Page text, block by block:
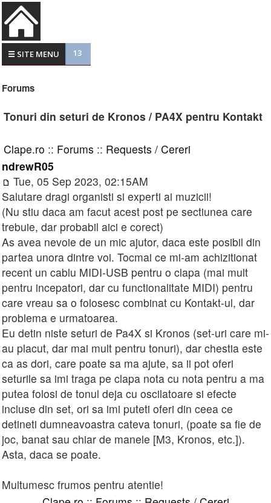
☰ SITE MENU 13
Forums
Tonuri din seturi de Kronos / PA4X pentru Kontakt
Clape.ro :: Forums :: Requests / Cereri
ndrewR05
Tue, 05 Sep 2023, 02:15AM
Salutare dragi organisti si experti ai muzicii!
(Nu stiu daca am facut acest post pe sectiunea care
trebuie, dar probabil aici e corect)
As avea nevoie de un mic ajutor, daca este posibil din
partea unora dintre voi. Tocmai ce mi-am achizitionat
recent un cablu MIDI-USB pentru o clapa (mai mult
pentru incepatori, dar cu functionalitate MIDI) pentru
care vreau sa o folosesc combinat cu Kontakt-ul, dar
problema e urmatoarea.
Eu detin niste seturi de Pa4X si Kronos (set-uri care mi-
au placut, dar mai mult pentru tonuri), dar chestia este
ca as dori, care poate sa ma ajute, sa ii pot oferi
seturile sa imi traga pe clapa nota cu nota pentru a ma
putea folosi de tonul deja cu oscilatoare si efecte
incluse din set, ori sa imi puteti oferi din ceea ce
detineti dumneavoastra cateva tonuri, (poate sa fie de
joc, banat sau chiar de manele [M3, Kronos, etc.]).
Asta, daca se poate.
Multumesc frumos pentru atentie!